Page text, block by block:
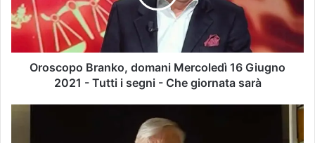
Oroscopo Branko, domani Mercoledì 16 Giugno
2021 - Tutti i segni - Che giornata sarà